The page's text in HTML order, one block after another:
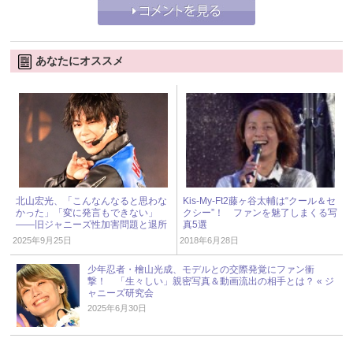
あなたにオススメ
北山宏光、「こんなんなると思わな
かった」「変に発言もできない」
――旧ジャニーズ性加害問題と退所
後の“本音” « ジャニーズ研究会
2025年9月25日
Kis-My-Ft2藤ヶ谷太輔は“クール＆セ
クシー”！ ファンを魅了しまくる写
真5選
2018年6月28日
少年忍者・檜山光成、モデルとの交際発覚にファン衝
撃！ 「生々しい」親密写真＆動画流出の相手とは？ « ジ
ャニーズ研究会
2025年6月30日